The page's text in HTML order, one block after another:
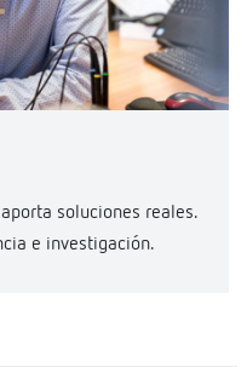
soluciones reales.
e investigación.